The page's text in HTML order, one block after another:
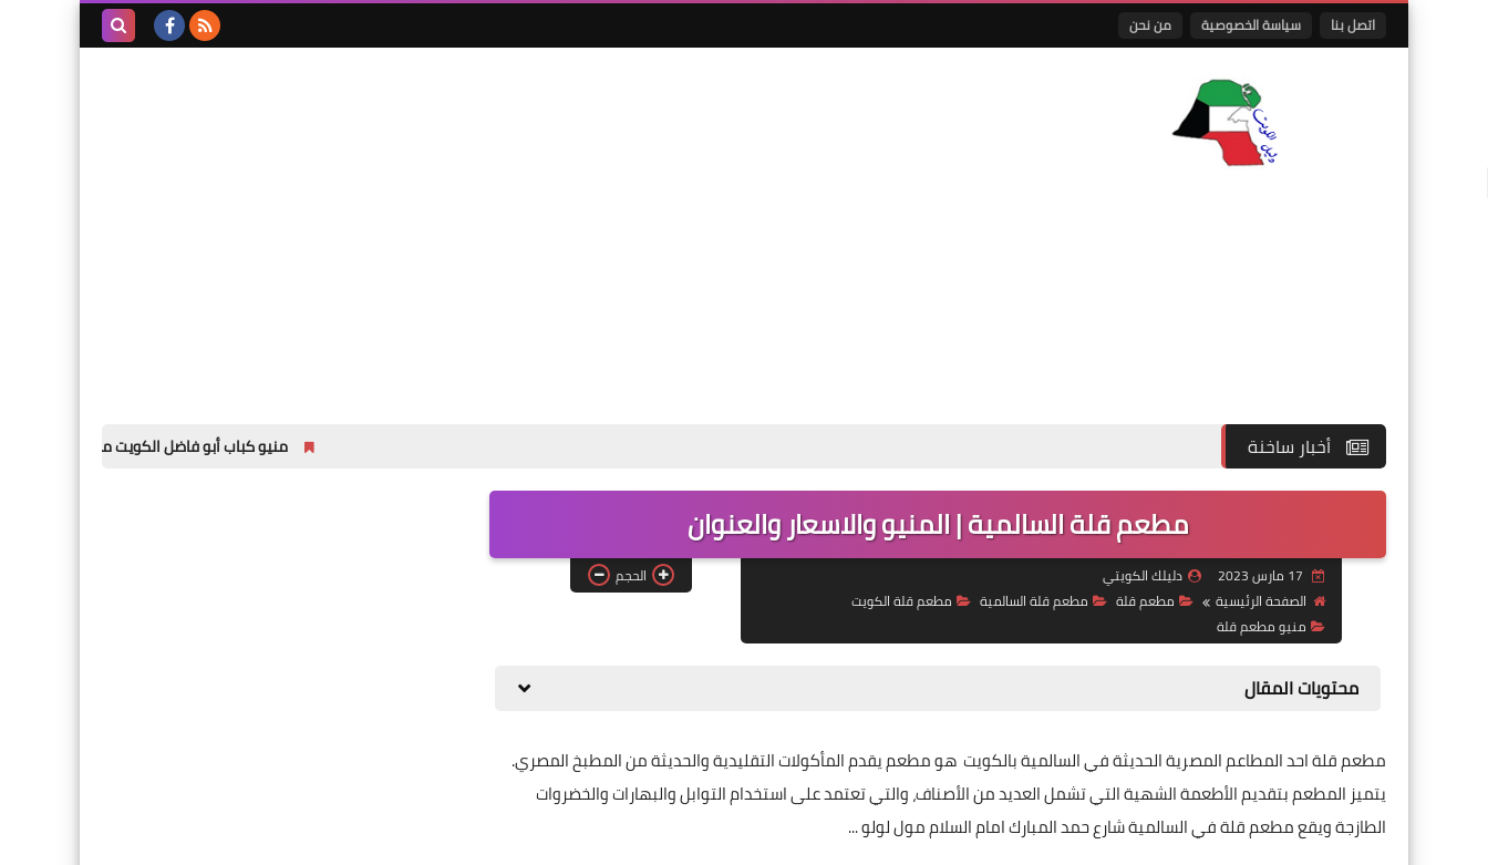
اتصل بنا سياسة الخصوصية من نحن
أخبار ساخنة منيو كباب أبو فاضل الكويت مع الاسعار لجميع الفروع
مطعم قلة السالمية | المنيو والاسعار والعنوان
دليلك الكويتي
الصفحة الرئيسية
مطعم قلة مطعم قلة السالمية
مطعم قلة الكويت
منيو مطعم قلة
الحجم
محتويات المقال
مطعم قلة احد المطاعم المصرية الحديثة في السالمية بالكويت هو مطعم يقدم المأكولات التقليدية والحديثة من المطبخ المصري.
يتميز المطعم بتقديم الأطعمة الشهية التي تشمل العديد من الأصناف، والتي تعتمد على استخدام التوابل والبهارات والخضروات
الطازجة ويقع مطعم قلة في السالمية شارع حمد المبارك امام السلام مول لولو ...